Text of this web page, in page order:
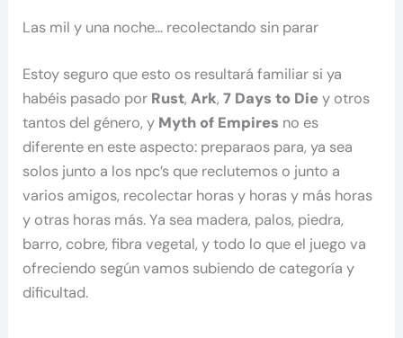
Las mil y una noche… recolectando sin parar
Estoy seguro que esto os resultará familiar si ya
habéis pasado por Rust,Ark,7 Days to Diey otros
tantos del género, y Myth of Empires no es
diferente en este aspecto: preparaos para, ya sea
solos junto a los npc’s que reclutemos o junto a
varios amigos, recolectar horas y horas y más horas
y otras horas más. Ya sea madera, palos, piedra,
barro, cobre, fibra vegetal, y todo lo que el juego va
ofreciendo según vamos subiendo de categoría y
dificultad.